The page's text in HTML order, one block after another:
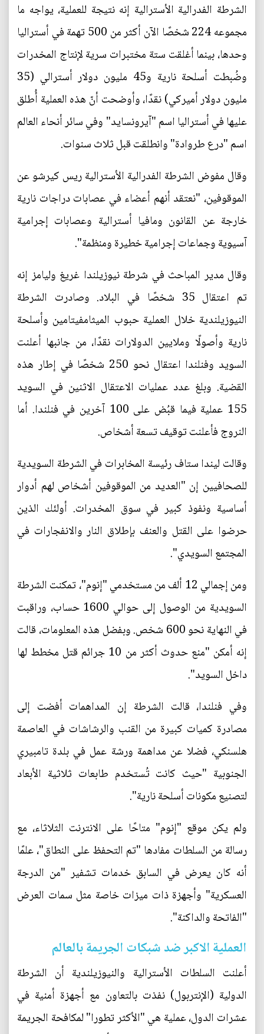
الشرطة الفدرالية الأسترالية إنه نتيجة للعملية، يواجه ما
مجموعه 224 شخصًا الآن أكثر من 500 تهمة في أستراليا
وحدها، بينما أغلقت ستة مختبرات سرية لإنتاج المخدرات
وضُبطت أسلحة نارية و45 مليون دولار أسترالي (35
مليون دولار أميركي) نقدًا، وأوضحت أنّ هذه العملية أُطلق
عليها في أستراليا اسم "آيرونسايد" وفي سائر أنحاء العالم
اسم "درع طروادة" وانطلقت قبل ثلاث سنوات.
وقال مفوض الشرطة الفدرالية الأسترالية ريس كيرشو عن
الموقوفين، "نعتقد أنهم أعضاء في عصابات دراجات نارية
خارجة عن القانون ومافيا أسترالية وعصابات إجرامية
آسيوية وجماعات إجرامية خطيرة ومنظمة".
وقال مدير المباحث في شرطة نيوزيلندا غريغ وليامز إنه
تم اعتقال 35 شخصًا في البلاد. وصادرت الشرطة
النيوزيلندية خلال العملية حبوب الميثامفيتامين وأسلحة
نارية وأصولًا وملايين الدولارات نقدًا، من جانبها أعلنت
السويد وفنلندا اعتقال نحو 250 شخصًا في إطار هذه
القضية. وبلغ عدد عمليات الاعتقال الاثنين في السويد
155 عملية فيما قبُض على 100 آخرين في فنلندا. أما
النروج فأعلنت توقيف تسعة أشخاص.
وقالت ليندا ستاف رئيسة المخابرات في الشرطة السويدية
للصحافيين إن "العديد من الموقوفين أشخاص لهم أدوار
أساسية ونفوذ كبير في سوق المخدرات. أولئك الذين
حرضوا على القتل والعنف بإطلاق النار والانفجارات في
المجتمع السويدي".
ومن إجمالي 12 ألف من مستخدمي "إنوم"، تمكنت الشرطة
السويدية من الوصول إلى حوالي 1600 حساب، وراقبت
في النهاية نحو 600 شخص. وبفضل هذه المعلومات، قالت
إنه أمكن "منع حدوث أكثر من 10 جرائم قتل مخطط لها
داخل السويد".
وفي فنلندا، قالت الشرطة إن المداهمات أفضت إلى
مصادرة كميات كبيرة من القنب والرشاشات في العاصمة
هلسنكي، فضلا عن مداهمة ورشة عمل في بلدة تامبيري
الجنوبية "حيث كانت تُستخدم طابعات ثلاثية الأبعاد
لتصنيع مكونات أسلحة نارية".
ولم يكن موقع "إنوم" متاحًا على الانترنت الثلاثاء، مع
رسالة من السلطات مفادها "تم التحفظ على النطاق"، علمًا
أنه كان يعرض في السابق خدمات تشفير "من الدرجة
العسكرية" وأجهزة ذات ميزات خاصة مثل سمات العرض
"الفاتحة والداكنة".
العملية الاكبر ضد شبكات الجريمة بالعالم
أعلنت السلطات الأسترالية والنيوزيلندية أن الشرطة
الدولية (الإنتربول) نفذت بالتعاون مع أجهزة أمنية في
عشرات الدول، عملية هي "الأكثر تطورا" لمكافحة الجريمة